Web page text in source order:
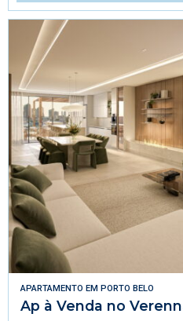
APARTAMENTO EM PORTO BELO
Ap à Venda no